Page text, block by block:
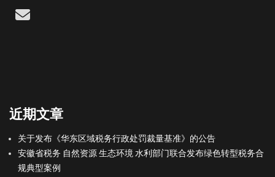
Email
近期文章
关于发布《华东区域税务行政处罚裁量基准》的公告
安徽省税务 自然资源 生态环境 水利部门联合发布绿色转型税务合
规典型案例